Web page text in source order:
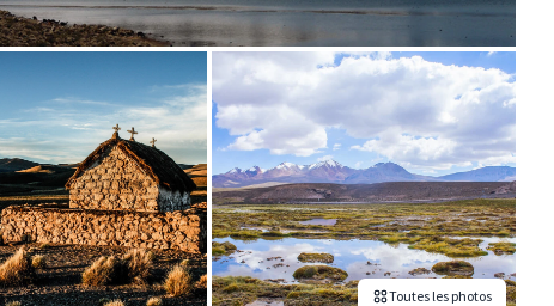
Toutes les photos